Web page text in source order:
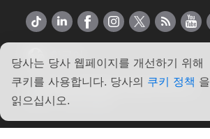
당사는 당사 웹페이지를 개선하기 위해
쿠키를 사용합니다. 당사의 쿠키 정책 을
읽으십시오.
Copyright ©2026 ASUSTOR Inc.
약관 | 개인 정보